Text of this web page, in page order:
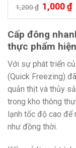
Được xếp
5.00
1,200₫ 1,000₫
Cấp đông
thực phẩm
Với sự phát triển
(Quick Freezing)
quản thịt và thủy
trong kho thông
lạnh tốc độ cao để
như đồng thời.